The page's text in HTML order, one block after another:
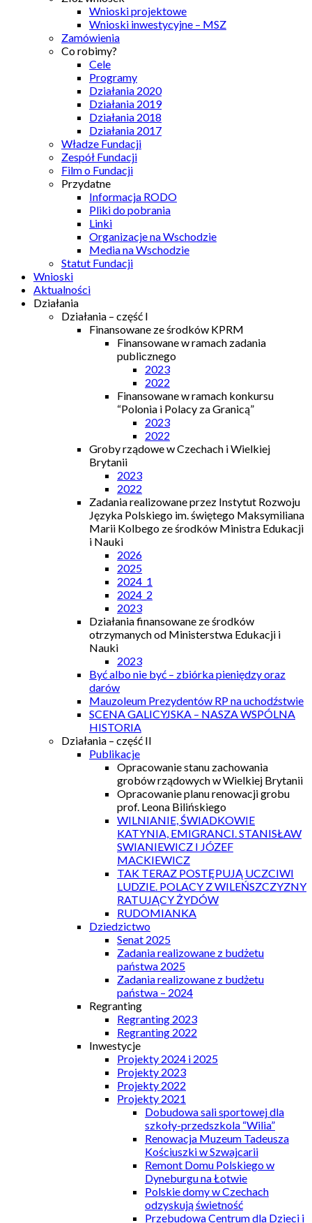
Wnioski projektowe
Wnioski inwestycyjne – MSZ
Zamówienia
Co robimy?
Cele
Programy
Działania 2020
Działania 2019
Działania 2018
Działania 2017
Władze Fundacji
Zespół Fundacji
Film o Fundacji
Przydatne
Informacja RODO
Pliki do pobrania
Linki
Organizacje na Wschodzie
Media na Wschodzie
Statut Fundacji
Wnioski
Aktualności
Działania
Działania – część I
Finansowane ze środków KPRM
Finansowane w ramach zadania
publicznego
2023
2022
Finansowane w ramach konkursu
“Polonia i Polacy za Granicą”
2023
2022
Groby rządowe w Czechach i Wielkiej
Brytanii
2023
2022
Zadania realizowane przez Instytut Rozwoju
Języka Polskiego im. świętego Maksymiliana
Marii Kolbego ze środków Ministra Edukacji
i Nauki
2026
2025
2024_1
2024_2
2023
Działania finansowane ze środków
otrzymanych od Ministerstwa Edukacji i
Nauki
2023
Być albo nie być – zbiórka pieniędzy oraz
darów
Mauzoleum Prezydentów RP na uchodźstwie
SCENA GALICYJSKA – NASZA WSPÓLNA
HISTORIA
Działania – część II
Publikacje
Opracowanie stanu zachowania
grobów rządowych w Wielkiej Brytanii
Opracowanie planu renowacji grobu
prof. Leona Bilińskiego
WILNIANIE, ŚWIADKOWIE
KATYNIA, EMIGRANCI. STANISŁAW
SWIANIEWICZ I JÓZEF
MACKIEWICZ
TAK TERAZ POSTĘPUJĄ UCZCIWI
LUDZIE. POLACY Z WILEŃSZCZYZNY
RATUJĄCY ŻYDÓW
RUDOMIANKA
Dziedzictwo
Senat 2025
Zadania realizowane z budżetu
państwa 2025
Zadania realizowane z budżetu
państwa – 2024
Regranting
Regranting 2023
Regranting 2022
Inwestycje
Projekty 2024 i 2025
Projekty 2023
Projekty 2022
Projekty 2021
Dobudowa sali sportowej dla
szkoły-przedszkola “Wilia”
Renowacja Muzeum Tadeusza
Kościuszki w Szwajcarii
Remont Domu Polskiego w
Dyneburgu na Łotwie
Polskie domy w Czechach
odzyskują świetność
Przebudowa Centrum dla Dzieci i